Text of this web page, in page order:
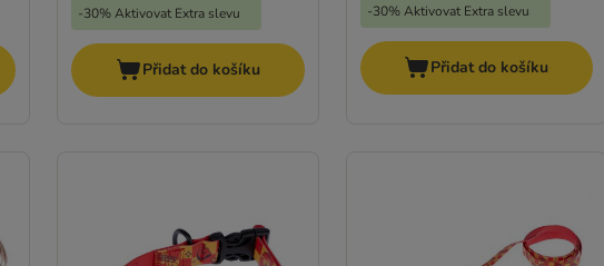
-30% Aktivovat Extra slevu
Přidat do košíku
-30% Aktivovat Extra slevu
Přidat do košíku